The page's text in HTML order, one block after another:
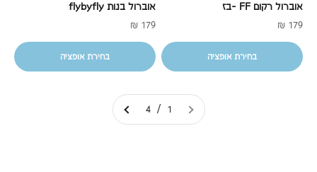
אוברול רקום FF -בז
מחיר מבצע
179 ₪
בחירת אופציה
אוברול בנות flybyfly
מחיר מבצע
179 ₪
בחירת אופציה
1 / 4